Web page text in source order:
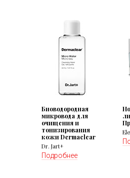
Биоводородная
микровода для
очищения и
тонизирования
кожи Dermaclear
Dr. Jart+
Подробнее